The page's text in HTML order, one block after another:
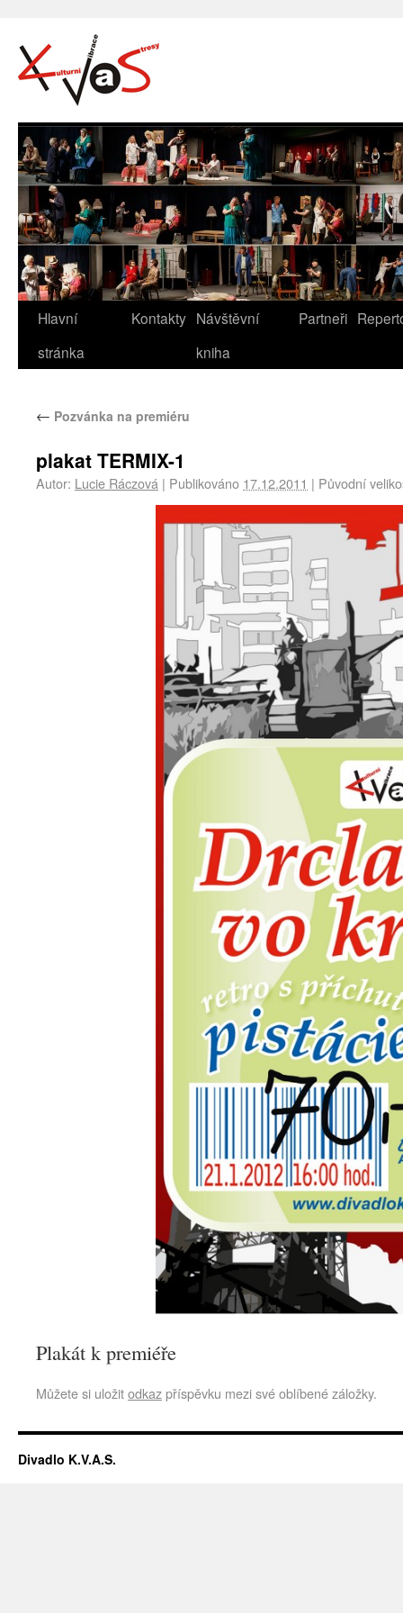
Hlavní
stránka
Kontakty Návštěvní
kniha
Partneři
← Pozvánka na premiéru
plakat TERMIX-1
Autor: Lucie Ráczová | Publikováno 17.12.2011 | Původní
Plakát k premiéře
Můžete si uložitodkazpříspěvku mezi své oblíbené záložky.
Divadlo K.V.A.S.